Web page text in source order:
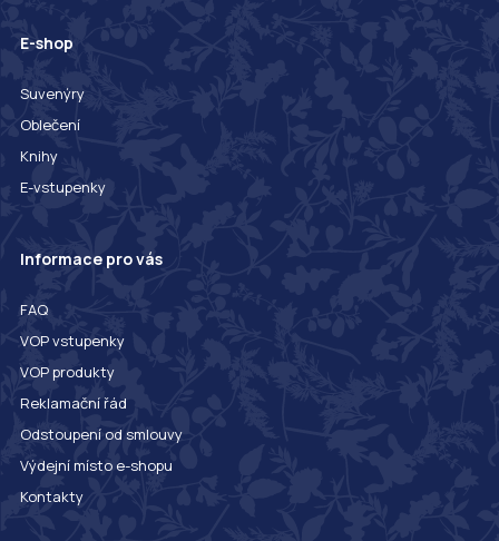
E-shop
Suvenýry
Oblečení
Knihy
E-vstupenky
Informace pro vás
FAQ
VOP vstupenky
VOP produkty
Reklamační řád
Odstoupení od smlouvy
Výdejní místo e-shopu
Kontakty